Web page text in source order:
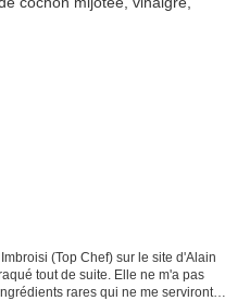
(Top Chef) sur le site d'Alain
tout de suite. Elle ne m'a pas
rares qui ne me serviront